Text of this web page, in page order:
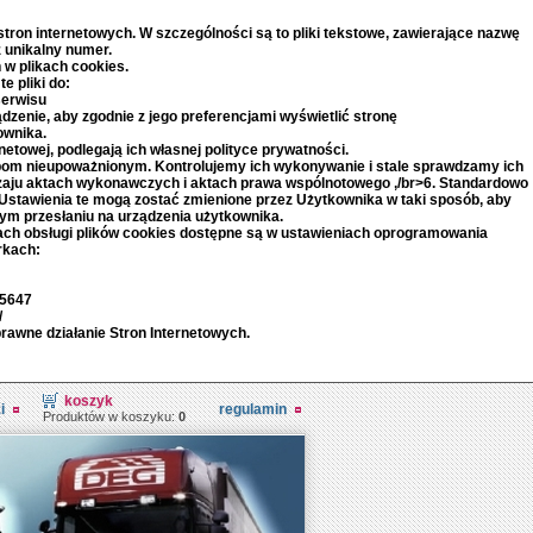
internetowych. W szczególności są to pliki tekstowe, zawierające nazwę
numer.
plikach cookies.
pliki do:
aby zgodnie z jego preferencjami wyświetlić stronę
podlegają ich własnej polityce prywatności.
nieupoważnionym. Kontrolujemy ich wykonywanie i stale sprawdzamy ich
aktach wykonawczych i aktach prawa wspólnotowego ,/br>6. Standardowo
te mogą zostać zmienione przez Użytkownika w taki sposób, aby
przesłaniu na urządzenia użytkownika.
obsługi plików cookies dostępne są w ustawieniach oprogramowania
działanie Stron Internetowych.
koszyk
Produktów w koszyku:0 regulamin